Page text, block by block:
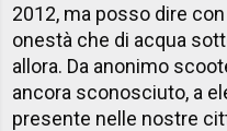
2012, ma posso dire
onestà che di acqua
allora. Da anonimo
ancora sconosciuto, a
presente nelle nostre